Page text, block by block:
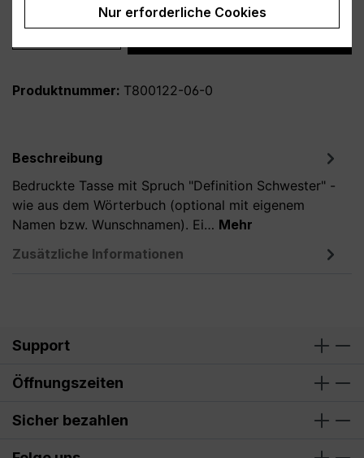
Produkt Anzahl: Gib den gewünschten
Produktnummer: T800122-06-0
Beschreibung
Bedruckte Tasse mit Spruch "Definition Schwester" -
wie aus dem Wörterbuch (optional mit eigenem
Namen bzw. Wunschnamen). Ei… Mehr
Zusätzliche Informationen
Support
Öffnungszeiten
Sicher bezahlen
Nur erforderliche Cookies